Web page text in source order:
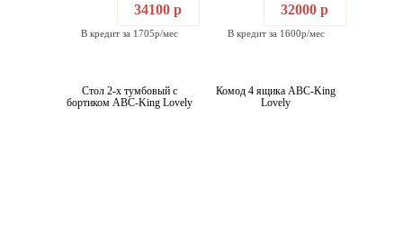
34100 р
В кредит за 1705р/мес
32000 р
В кредит за 1600р/мес
Стол 2-х тумбовый с
бортиком ABC-King Lovely
Комод 4 ящика ABC-King
Lovely